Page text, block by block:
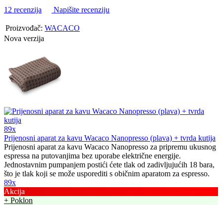
12 recenzija Napišite recenziju
Proizvođač: WACACO
Nova verzija
89x
Prijenosni aparat za kavu Wacaco Nanopresso (plava) + tvrda kutija
Prijenosni aparat za kavu Wacaco Nanopresso za pripremu ukusnog
espressa na putovanjima bez uporabe električne energije.
Jednostavnim pumpanjem postići ćete tlak od zadivljujućih 18 bara,
što je tlak koji se može usporediti s običnim aparatom za espresso.
89x
Akcija
+ Poklon